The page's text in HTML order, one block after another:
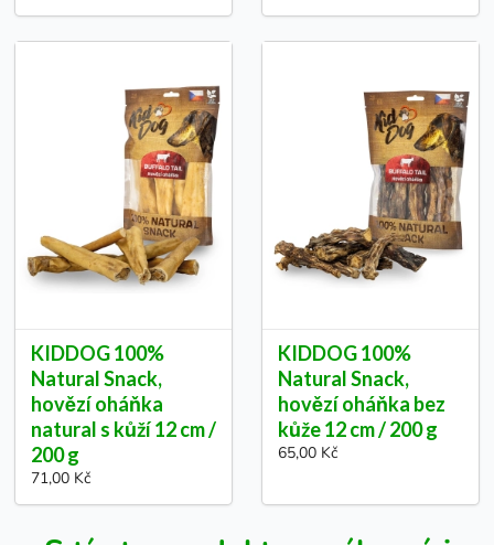
KIDDOG 100%
Natural Snack,
hovězí oháňka
natural s kůží 12 cm /
200 g
71,00 Kč
KIDDOG 100%
Natural Snack,
hovězí oháňka bez
kůže 12 cm / 200 g
65,00 Kč